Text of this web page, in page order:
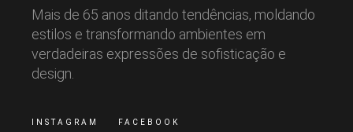
Mais de 65 anos ditando tendências, moldando
estilos e transformando ambientes em
verdadeiras expressões de sofisticação e
design.
INSTAGRAM FACEBOOK